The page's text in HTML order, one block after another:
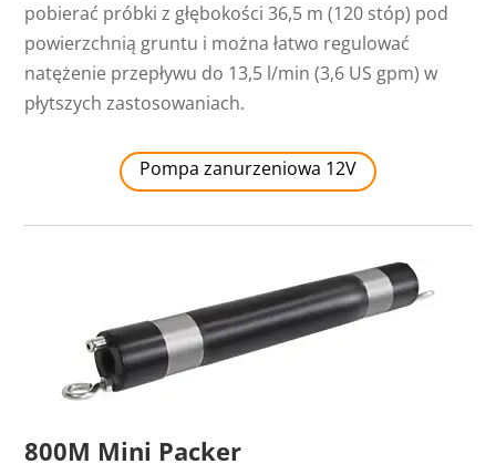
pobierać próbki z głębokości 36,5 m (120 stóp) pod
powierzchnią gruntu i można łatwo regulować
natężenie przepływu do 13,5 l/min (3,6 US gpm) w
płytszych zastosowaniach.
Pompa zanurzeniowa 12V
800M Mini Packer